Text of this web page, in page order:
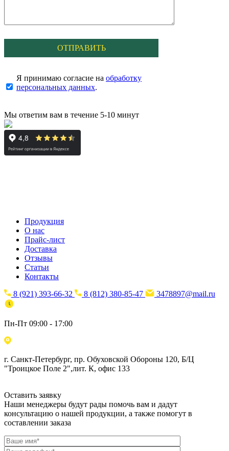
Я принимаю согласие на обработку
персональных данных.
Мы ответим вам в течение 5-10 минут
Продукция
О нас
Прайс-лист
Доставка
Отзывы
Статьи
Контакты
8 (921) 393-66-32
8 (812) 380-85-47 3478897@mail.ru
Пн-Пт 09:00 - 17:00
г. Санкт-Петербург, пр. Обуховской Обороны 120, Б/Ц
"Троицкое Поле 2",лит. К, офис 133
Оставить заявку
Наши менеджеры будут рады помочь вам и дадут
консультацию о нашей продукции, а также помогут в
составлении заказа